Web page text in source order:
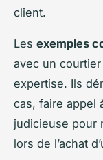
client.
Les exemples
avec un
expertise. Ils
cas, faire appel
judicieuse pour
lors de l’achat